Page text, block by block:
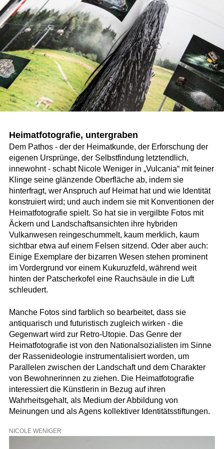
Heimatfotografie, untergraben
Dem Pathos - der der Heimatkunde, der Erforschung der
eigenen Ursprünge, der Selbstfindung letztendlich,
innewohnt - schabt Nicole Weniger in „Vulcania“ mit feiner
Klinge seine glänzende Oberfläche ab, indem sie
hinterfragt, wer Anspruch auf Heimat hat und wie Identität
konstruiert wird; und auch indem sie mit Konventionen der
Heimatfotografie spielt. So hat sie in vergilbte Fotos mit
Äckern und Landschaftsansichten ihre hybriden
Vulkanwesen reingeschummelt, kaum merklich, kaum
sichtbar etwa auf einem Felsen sitzend. Oder aber auch:
Einige Exemplare der bizarren Wesen stehen prominent
im Vordergrund vor einem Kukuruzfeld, während weit
hinten der Patscherkofel eine Rauchsäule in die Luft
schleudert.
Manche Fotos sind farblich so bearbeitet, dass sie
antiquarisch und futuristisch zugleich wirken - die
Gegenwart wird zur Retro-Utopie. Das Genre der
Heimatfotografie ist von den Nationalsozialisten im Sinne
der Rassenideologie instrumentalisiert worden, um
Parallelen zwischen der Landschaft und dem Charakter
von Bewohnerinnen zu ziehen. Die Heimatfotografie
interessiert die Künstlerin in Bezug auf ihren
Wahrheitsgehalt, als Medium der Abbildung von
Meinungen und als Agens kollektiver Identitätsstiftungen.
NICOLE WENIGER